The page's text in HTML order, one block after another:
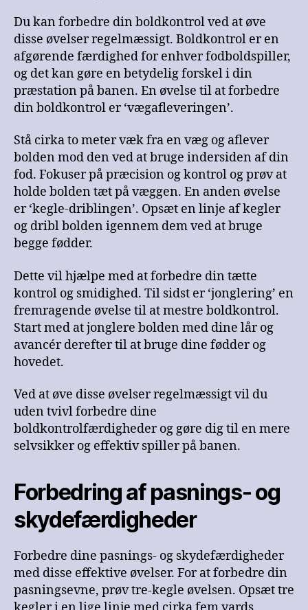
Du kan forbedre din boldkontrol ved at øve
disse øvelser regelmæssigt. Boldkontrol er en
afgørende færdighed for enhver fodboldspiller,
og det kan gøre en betydelig forskel i din
præstation på banen. En øvelse til at forbedre
din boldkontrol er ‘vægafleveringen’.
Stå cirka to meter væk fra en væg og aflever
bolden mod den ved at bruge indersiden af din
fod. Fokuser på præcision og kontrol og prøv at
holde bolden tæt på væggen. En anden øvelse
er ‘kegle-driblingen’. Opsæt en linje af kegler
og dribl bolden igennem dem ved at bruge
begge fødder.
Dette vil hjælpe med at forbedre din tætte
kontrol og smidighed. Til sidst er ‘jonglering’ en
fremragende øvelse til at mestre boldkontrol.
Start med at jonglere bolden med dine lår og
avancér derefter til at bruge dine fødder og
hovedet.
Ved at øve disse øvelser regelmæssigt vil du
uden tvivl forbedre dine
boldkontrolfærdigheder og gøre dig til en mere
selvsikker og effektiv spiller på banen.
Forbedring af pasnings- og
skydefærdigheder
Forbedre dine pasnings- og skydefærdigheder
med disse effektive øvelser. For at forbedre din
pasningsevne, prøv tre-kegle øvelsen. Opsæt tre